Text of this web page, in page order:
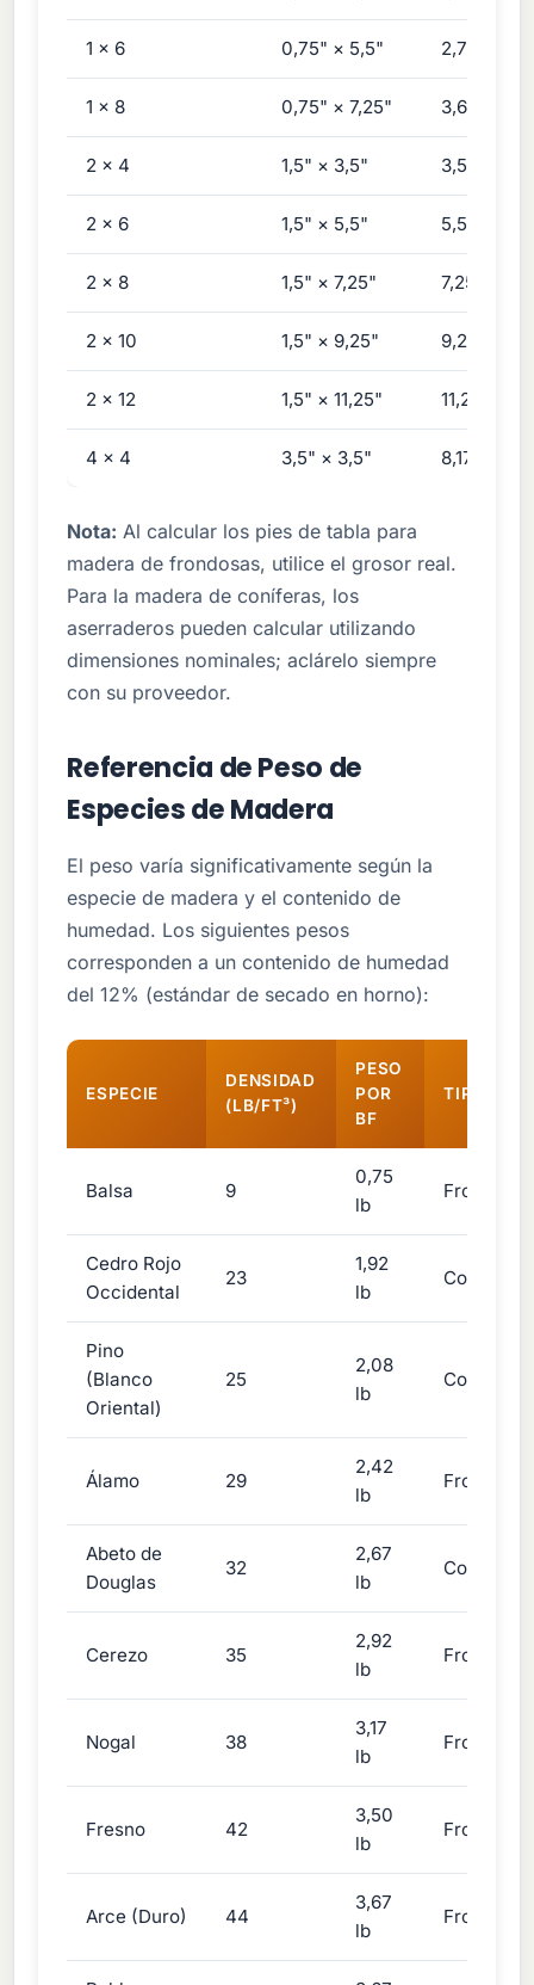
1 × 6 0,75" × 5,5" 2,75 BF
1 × 8 0,75" × 7,25" 3,63 BF
2 × 4 1,5" × 3,5" 3,50 BF
2 × 6 1,5" × 5,5" 5,50 BF
2 × 8 1,5" × 7,25" 7,25 BF
2 × 10 1,5" × 9,25" 9,25 BF
2 × 12 1,5" × 11,25" 11,25 BF
4 × 4 3,5" × 3,5" 8,17 BF
Nota: Al calcular los pies de tabla para
madera de frondosas, utilice el grosor real.
Para la madera de coníferas, los
aserraderos pueden calcular utilizando
dimensiones nominales; aclárelo siempre
con su proveedor.
Referencia de Peso de
Especies de Madera
El peso varía significativamente según la
especie de madera y el contenido de
humedad. Los siguientes pesos
corresponden a un contenido de humedad
del 12% (estándar de secado en horno):
ESPECIE
DENSIDAD
(LB/FT³)
PESO
POR
BF
TIPO
Balsa 9
0,75
lb
Frondosa
Cedro Rojo
Occidental
23
1,92
lb
Conífera
Pino
(Blanco
Oriental)
25
2,08
lb
Conífera
Álamo 29
2,42
lb
Frondosa
Abeto de
Douglas
32
2,67
lb
Conífera
Cerezo 35
2,92
lb
Frondosa
Nogal 38
3,17
lb
Frondosa
Fresno 42
3,50
lb
Frondosa
Arce (Duro) 44
3,67
lb
Frondosa